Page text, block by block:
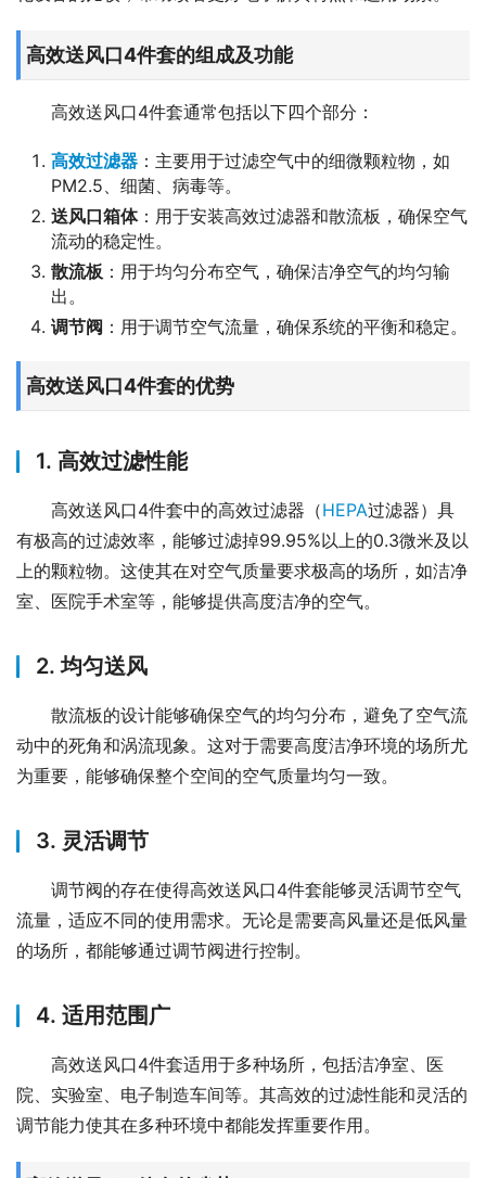
高效送风口4件套的组成及功能
高效送风口4件套通常包括以下四个部分：
高效过滤器 ：主要用于过滤空气中的细微颗粒物，如
PM2.5、细菌、病毒等。
送风口箱体：用于安装高效过滤器和散流板，确保空气
流动的稳定性。
散流板 ：用于均匀分布空气，确保洁净空气的均匀输
出。
调节阀 ：用于调节空气流量，确保系统的平衡和稳定。
高效送风口4件套的优势
1. 高效过滤性能
高效送风口4件套中的高效过滤器（HEPA过滤器）具
有极高的过滤效率，能够过滤掉99.95%以上的0.3微米及以
上的颗粒物。这使其在对空气质量要求极高的场所，如洁净
室、医院手术室等，能够提供高度洁净的空气。
2. 均匀送风
散流板的设计能够确保空气的均匀分布，避免了空气流
动中的死角和涡流现象。这对于需要高度洁净环境的场所尤
为重要，能够确保整个空间的空气质量均匀一致。
3. 灵活调节
调节阀的存在使得高效送风口4件套能够灵活调节空气
流量，适应不同的使用需求。无论是需要高风量还是低风量
的场所，都能够通过调节阀进行控制。
4. 适用范围广
高效送风口4件套适用于多种场所，包括洁净室、医
院、实验室、电子制造车间等。其高效的过滤性能和灵活的
调节能力使其在多种环境中都能发挥重要作用。